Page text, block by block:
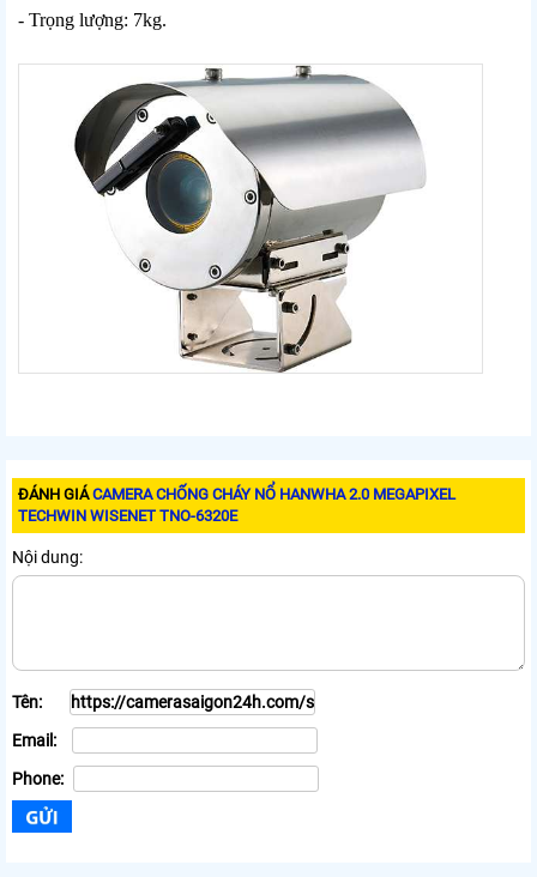
- Trọng lượng: 7kg.
ĐÁNH GIÁCAMERA CHỐNG CHÁY NỔ HANWHA 2.0 MEGAPIXEL
TECHWIN WISENET TNO-6320E
Nội dung:
Tên:
Email:
Phone: